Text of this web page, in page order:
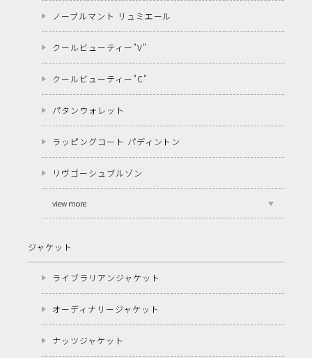
ノーブルマント リュミエール
クールビューティー"V"
クールビューティー"C"
パタンウォレット
ラッピングコート パディントン
リヴゴーシュブルゾン
view more
ジャケット
ライブラリアンジャケット
オーディナリージャケット
ナッツジャケット